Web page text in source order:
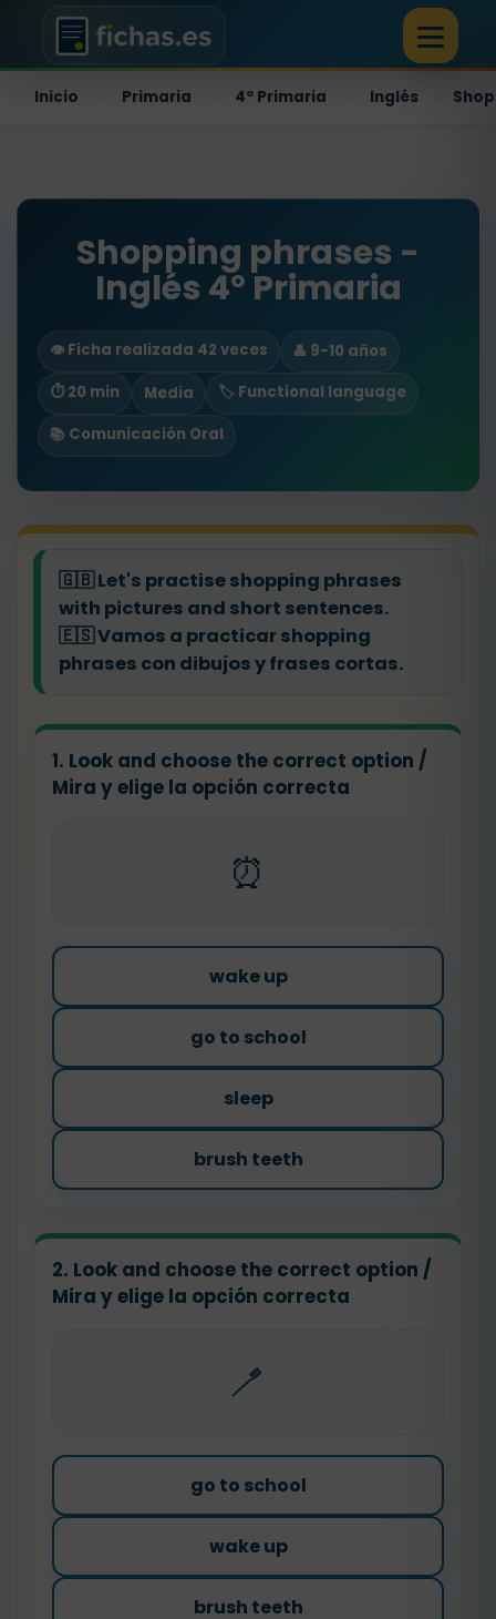
Inicio Primaria 4º Primaria Inglés
Shopping phrases -
Inglés 4º Primaria
👁️ Ficha realizada 42 veces
👤 9-10 años
⏱ 20 min
Media
🏷️ Functional language
📚 Comunicación Oral
🇬🇧Let's practise shopping phrases
with pictures and short sentences.
🇪🇸Vamos a practicar shopping
phrases con dibujos y frases cortas.
1. Look and choose the correct option /
Mira y elige la opción correcta
⏰
wake up
go to school
sleep
brush teeth
2. Look and choose the correct option /
Mira y elige la opción correcta
🪥
go to school
wake up
brush teeth